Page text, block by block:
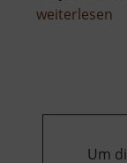
weiterlesen
Um